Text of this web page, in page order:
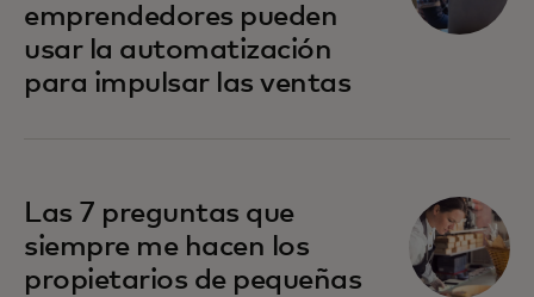
emprendedores pueden
usar la automatización
para impulsar las ventas
Las 7 preguntas que
siempre me hacen los
propietarios de pequeñas